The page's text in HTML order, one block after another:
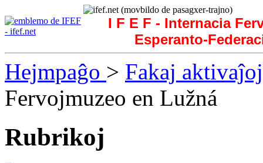
I F E F - Internacia
Esperanto-
Hejmpaĝo > Fakaj aktivaĵoj
Fervojmuzeo en Lužná
Rubrikoj